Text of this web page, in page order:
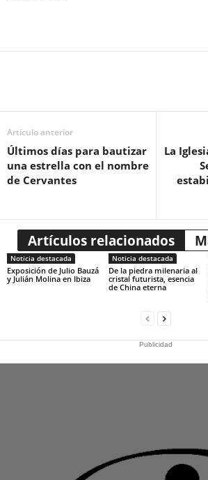
Artículo anterior
Últimos días para bautizar
una estrella con el nombre
de Cervantes
La
Artículos relacionados
Noticia destacada
Exposición de Julio Bauzá
y Julián Molina en Ibiza
Noticia destacada
De la piedra milenaria al
cristal futurista, esencia
de China eterna
Publicidad